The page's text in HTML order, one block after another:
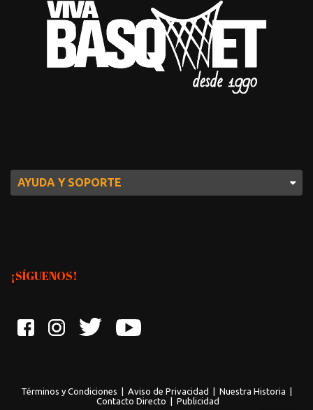
AYUDA Y SOPORTE
¡SÍGUENOS!
Términos y Condiciones Aviso de Privacidad Nuestra Historia
Contacto Directo
Publicidad